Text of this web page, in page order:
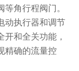
角行程阀门。
动执行器和调节
和全关功能，
精确的流量控